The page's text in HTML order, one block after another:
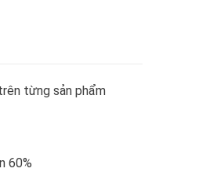
từng sản phẩm
60%